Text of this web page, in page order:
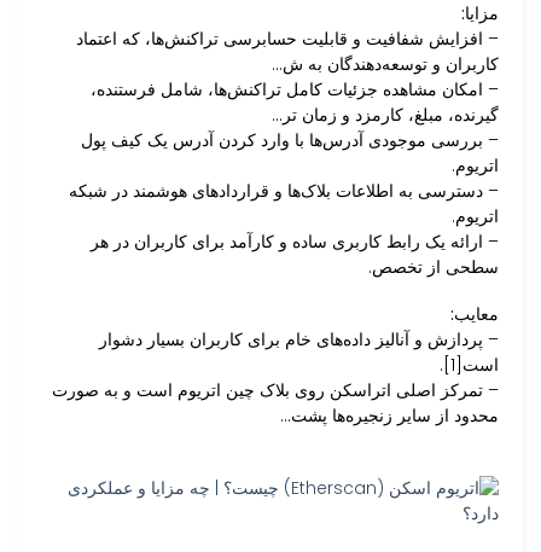
مزایا:
– افزایش شفافیت و قابلیت حسابرسی تراکنش‌ها، که اعتماد
کاربران و توسعه‌دهندگان به ش…
– امکان مشاهده جزئیات کامل تراکنش‌ها، شامل فرستنده،
گیرنده، مبلغ، کارمزد و زمان تر…
– بررسی موجودی آدرس‌ها با وارد کردن آدرس یک کیف پول
اتریوم.
– دسترسی به اطلاعات بلاک‌ها و قراردادهای هوشمند در شبکه
اتریوم.
– ارائه یک رابط کاربری ساده و کارآمد برای کاربران در هر
سطحی از تخصص.
معایب:
– پردازش و آنالیز داده‌های خام برای کاربران بسیار دشوار
است[1].
– تمرکز اصلی اتراسکن روی بلاک چین اتریوم است و به صورت
محدود از سایر زنجیره‌ها پشت…